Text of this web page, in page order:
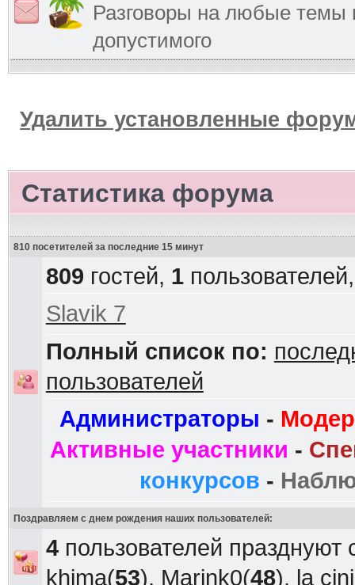
Разговоры на любые темы
допустимого
Удалить установленные
Статистика форума
810 посетителей за последние 15 минут
809 гостей, 1
Slavik 7
Полный список по:
пользователей
Администраторы -
Активные участники -
конкурсов -
Поздравляем с днем рождения наших пользователей:
4пользователей празднуют
khima(53), Marink0(48), la